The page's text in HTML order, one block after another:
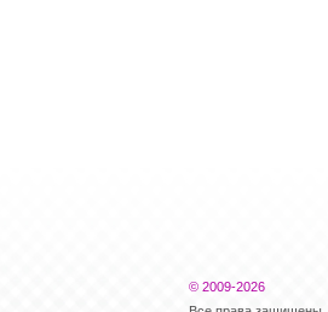
© 2009-2026